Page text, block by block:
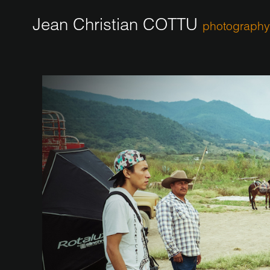
Jean Christian COTTU photography